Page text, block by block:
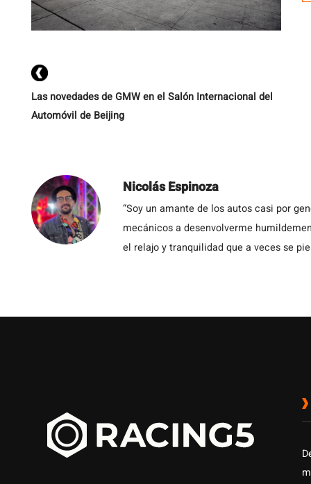
Las novedades de GMW en el Salón Internacional del
Automóvil de Beijing
Nicolás Espinoza
“Soy un amante de los autos casi por
mecánicos a desenvolverme
el relajo y tranquilidad que a veces se